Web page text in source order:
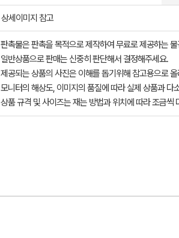
상세이미지 참고
판촉물은 판촉을 목적으로 제작하여 무료로 제공하는 물
일반상품으로 판매는 신중히 판단해서 결정해주세요.
제공되는 상품의 사진은 이해를 돕기위해 참고용으로
모니터의 해상도, 이미지의 품질에 따라 실제 상품과 다
상품 규격 및 사이즈는 재는 방법과 위치에 따라 조금씩